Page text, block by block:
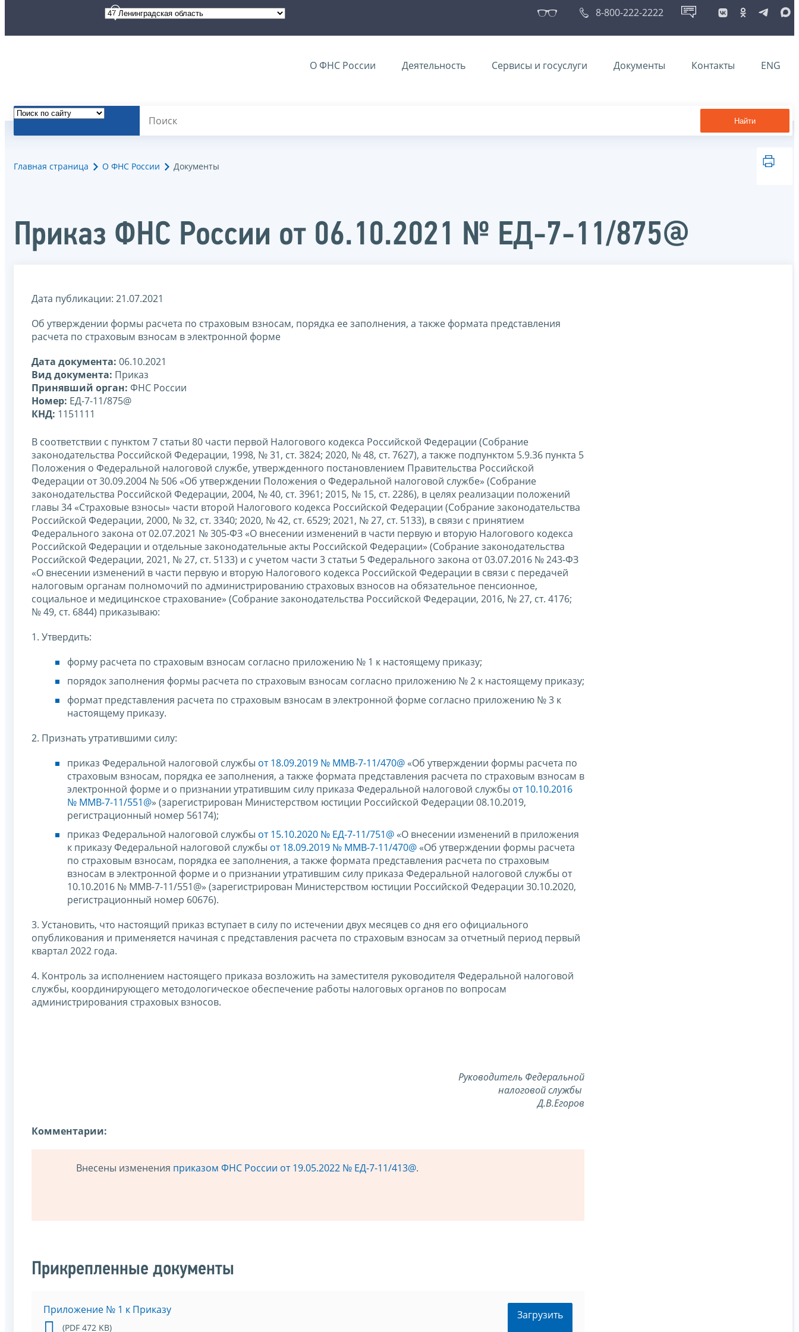
8-800-222-2222
О ФНС России Деятельность Сервисы и госуслуги Документы Контакты ENG
Найти
Главная страница О ФНС России Документы
Приказ ФНС России от 06.10.2021 № ЕД-7-11/875@
Дата публикации: 21.07.2021
Об утверждении формы расчета по страховым взносам, порядка ее заполнения, а также формата представления
расчета по страховым взносам в электронной форме
Дата документа: 06.10.2021
Вид документа: Приказ
Принявший орган: ФНС России
Номер: ЕД-7-11/875@
КНД: 1151111
В соответствии с пунктом 7 статьи 80 части первой Налогового кодекса Российской Федерации (Собрание
законодательства Российской Федерации, 1998, № 31, ст. 3824; 2020, № 48, ст. 7627), а также подпунктом 5.9.36 пункта 5
Положения о Федеральной налоговой службе, утвержденного постановлением Правительства Российской
Федерации от 30.09.2004 № 506 «Об утверждении Положения о Федеральной налоговой службе» (Собрание
законодательства Российской Федерации, 2004, № 40, ст. 3961; 2015, № 15, ст. 2286), в целях реализации положений
главы 34 «Страховые взносы» части второй Налогового кодекса Российской Федерации (Собрание законодательства
Российской Федерации, 2000, № 32, ст. 3340; 2020, № 42, ст. 6529; 2021, № 27, ст. 5133), в связи с принятием
Федерального закона от 02.07.2021 № 305-ФЗ «О внесении изменений в части первую и вторую Налогового кодекса
Российской Федерации и отдельные законодательные акты Российской Федерации» (Собрание законодательства
Российской Федерации, 2021, № 27, ст. 5133) и с учетом части 3 статьи 5 Федерального закона от 03.07.2016 № 243-ФЗ
«О внесении изменений в части первую и вторую Налогового кодекса Российской Федерации в связи с передачей
налоговым органам полномочий по администрированию страховых взносов на обязательное пенсионное,
социальное и медицинское страхование» (Собрание законодательства Российской Федерации, 2016, № 27, ст. 4176;
№ 49, ст. 6844) приказываю:
1. Утвердить:
форму расчета по страховым взносам согласно приложению № 1 к настоящему приказу;
порядок заполнения формы расчета по страховым взносам согласно приложению № 2 к настоящему приказу;
формат представления расчета по страховым взносам в электронной форме согласно приложению № 3 к
настоящему приказу.
2. Признать утратившими силу:
приказ Федеральной налоговой службы от 18.09.2019 № ММВ-7-11/470@ «Об утверждении формы расчета по
страховым взносам, порядка ее заполнения, а также формата представления расчета по страховым взносам в
электронной форме и о признании утратившим силу приказа Федеральной налоговой службы от 10.10.2016
№ ММВ-7-11/551@» (зарегистрирован Министерством юстиции Российской Федерации 08.10.2019,
регистрационный номер 56174);
приказ Федеральной налоговой службы от 15.10.2020 № ЕД-7-11/751@ «О внесении изменений в приложения
к приказу Федеральной налоговой службы от 18.09.2019 № ММВ-7-11/470@ «Об утверждении формы расчета
по страховым взносам, порядка ее заполнения, а также формата представления расчета по страховым
взносам в электронной форме и о признании утратившим силу приказа Федеральной налоговой службы от
10.10.2016 № ММВ-7-11/551@» (зарегистрирован Министерством юстиции Российской Федерации 30.10.2020,
регистрационный номер 60676).
3. Установить, что настоящий приказ вступает в силу по истечении двух месяцев со дня его официального
опубликования и применяется начиная с представления расчета по страховым взносам за отчетный период первый
квартал 2022 года.
4. Контроль за исполнением настоящего приказа возложить на заместителя руководителя Федеральной налоговой
службы, координирующего методологическое обеспечение работы налоговых органов по вопросам
администрирования страховых взносов.
Руководитель Федеральной
налоговой службы
Д.В.Егоров
Комментарии:
Внесены изменения приказом ФНС России от 19.05.2022 № ЕД-7-11/413@.
Прикрепленные документы
Приложение № 1 к Приказу
(PDF 472 KB)
Загрузить